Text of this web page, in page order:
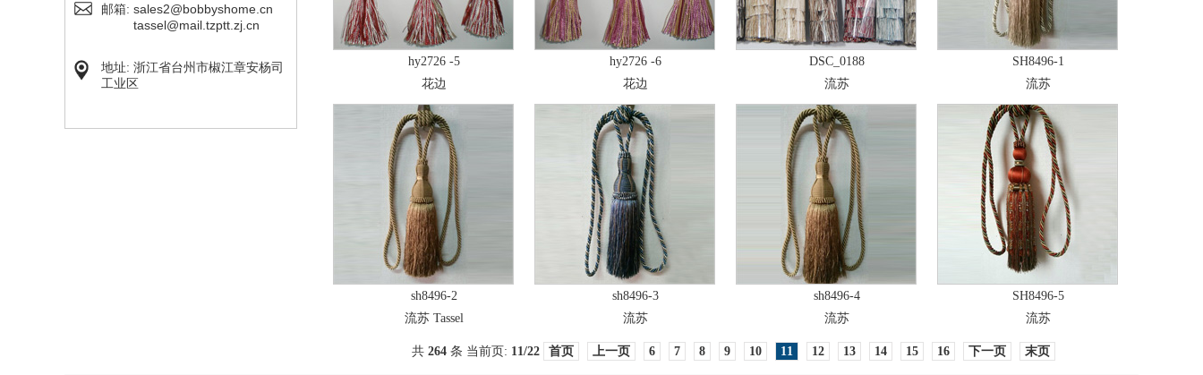
邮箱: sales2@bobbyshome.cn
tassel@mail.tzptt.zj.cn
地址: 浙江省台州市椒江章安杨司
工业区
hy2726 -5
花边
hy2726 -6
花边
DSC_0188
流苏
SH8496-1
流苏
sh8496-2
流苏 Tassel
sh8496-3
流苏
sh8496-4
流苏
SH8496-5
流苏
共 264 条 当前页: 11/22 首页 上一页 6 7 8 9 10 11 12 13 14 15 16 下一页 末页